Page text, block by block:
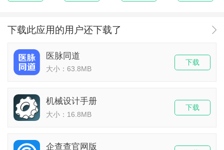
下载此应用的用户还下载了
医脉同道
大小：63.8MB
下载
机械设计手册
大小：16.8MB
下载
企查查官网版